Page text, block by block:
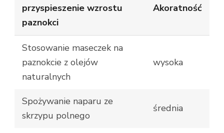
przyspieszenie wzrostu
paznokci
Akoratność
Stosowanie maseczek na
paznokcie z olejów
naturalnych
wysoka
Spożywanie naparu ze
skrzypu polnego
średnia